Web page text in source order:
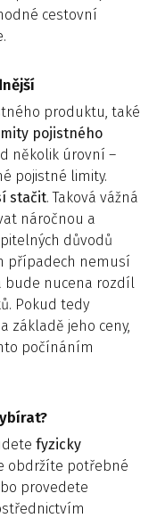
cestovní
produktu, také
pojistného
několik úrovní –
pojistné limity.
stačit. Taková vážná
náročnou a
důvodů
případech nemusí
bude nucena rozdíl
Pokud tedy
základě jeho ceny,
počínáním
fyzicky
obdržíte potřebné
provedete